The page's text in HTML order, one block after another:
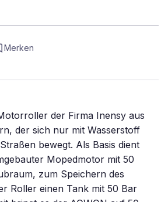
Merken
der Firma Inensy aus
der sich nur mit Wasserstoff
bewegt. Als Basis dient
Mopedmotor mit 50
zum Speichern des
Roller einen Tank mit 50 Bar